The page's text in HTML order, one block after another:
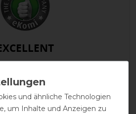
und ähnliche Technologien
um Inhalte und Anzeigen zu